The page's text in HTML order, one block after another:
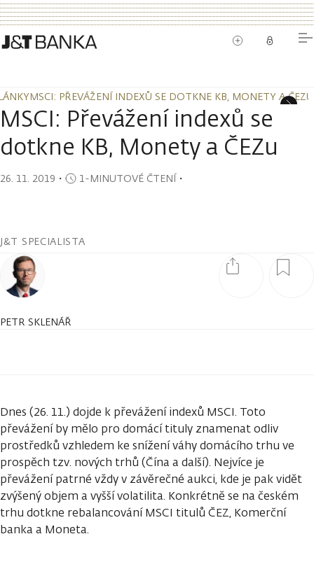
MSCI: PŘEVÁŽENÍ INDEXŮ SE DOTKNE KB, MONETY A ČEZU
MSCI: PŘEVÁŽENÍ INDEXŮ SE DOTKNE KB, MONETY A ČEZU
MSCI: Převážení indexů se
dotkne KB, Monety a ČEZu
26. 11. 2019 ・ 1-MINUTOVÉ ČTENÍ・
J&T SPECIALISTA
PETR SKLENÁŘ
Dnes (26. 11.) dojde k převážení indexů MSCI. Toto
převážení by mělo pro domácí tituly znamenat odliv
prostředků vzhledem ke snížení váhy domácího trhu ve
prospěch tzv. nových trhů (Čína a další). Nejvíce je
převážení patrné vždy v závěrečné aukci, kde je pak vidět
zvýšený objem a vyšší volatilita. Konkrétně se na českém
trhu dotkne rebalancování MSCI titulů ČEZ, Komerční
banka a Moneta.